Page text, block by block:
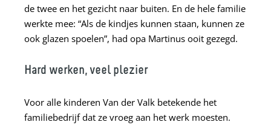
de twee en het gezicht naar buiten. En de hele familie
werkte mee: “Als de kindjes kunnen staan, kunnen ze
ook glazen spoelen”, had opa Martinus ooit gezegd.
Hard werken, veel plezier
Voor alle kinderen Van der Valk betekende het
familiebedrijf dat ze vroeg aan het werk moesten.